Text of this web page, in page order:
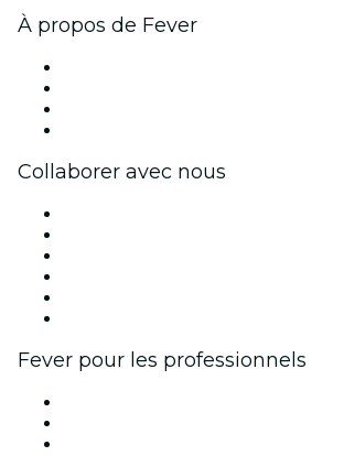
À propos de Fever
Collaborer avec nous
Fever pour les professionnels